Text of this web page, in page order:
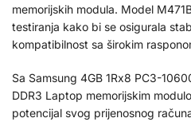
memorijskih modula. Model
testiranja kako bi se osigurala
kompatibilnost sa širokim
Sa Samsung 4GB 1Rx8 PC3-
DDR3 Laptop memorijskim
potencijal svog prijenosnog